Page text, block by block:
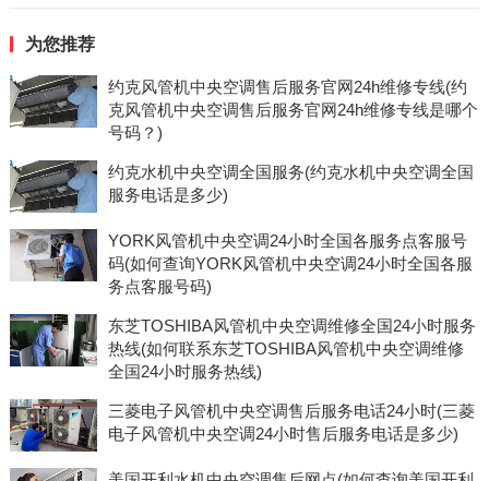
为您推荐
约克风管机中央空调售后服务官网24h维修专线(约
克风管机中央空调售后服务官网24h维修专线是哪个
号码？)
约克水机中央空调全国服务(约克水机中央空调全国
服务电话是多少)
YORK风管机中央空调24小时全国各服务点客服号
码(如何查询YORK风管机中央空调24小时全国各服
务点客服号码)
东芝TOSHIBA风管机中央空调维修全国24小时服务
热线(如何联系东芝TOSHIBA风管机中央空调维修
全国24小时服务热线)
三菱电子风管机中央空调售后服务电话24小时(三菱
电子风管机中央空调24小时售后服务电话是多少)